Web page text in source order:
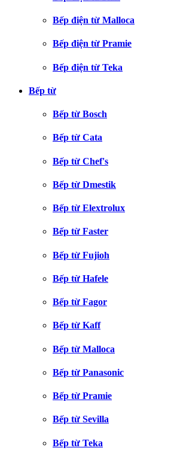
Bếp điện từ Malloca
Bếp điện từ Pramie
Bếp điện từ Teka
Bếp từ
Bếp từ Bosch
Bếp từ Cata
Bếp từ Chef's
Bếp từ Dmestik
Bếp từ Elextrolux
Bếp từ Faster
Bếp từ Fujioh
Bếp từ Hafele
Bếp từ Fagor
Bếp từ Kaff
Bếp từ Malloca
Bếp từ Panasonic
Bếp từ Pramie
Bếp từ Sevilla
Bếp từ Teka